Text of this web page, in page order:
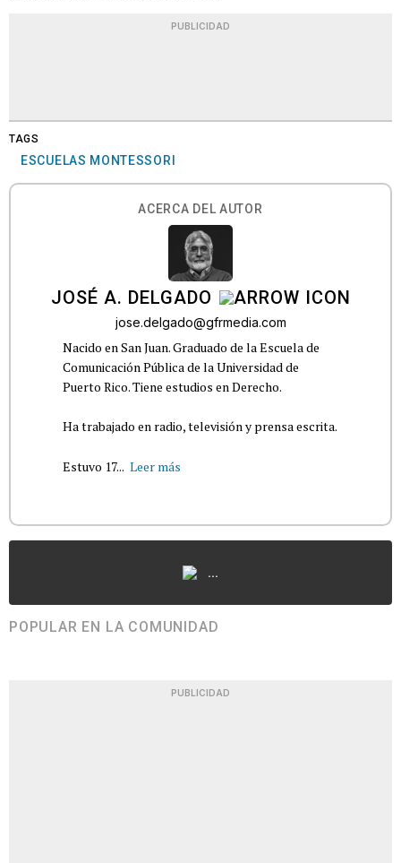
PUBLICIDAD
TAGS
ESCUELAS MONTESSORI
ACERCA DEL AUTOR
JOSÉ A. DELGADO
jose.delgado@gfrmedia.com
Nacido en San Juan. Graduado de la Escuela de
Comunicación Pública de la Universidad de
Puerto Rico. Tiene estudios en Derecho.
Ha trabajado en radio, televisión y prensa escrita.
Estuvo 17... Leer más
...
POPULAR EN LA COMUNIDAD
PUBLICIDAD